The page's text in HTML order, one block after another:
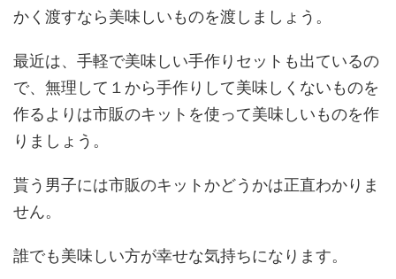
かく渡すなら美味しいものを渡しましょう。
最近は、手軽で美味しい手作りセットも出ているの
で、無理して１から手作りして美味しくないものを
作るよりは市販のキットを使って美味しいものを作
りましょう。
貰う男子には市販のキットかどうかは正直わかりま
せん。
誰でも美味しい方が幸せな気持ちになります。